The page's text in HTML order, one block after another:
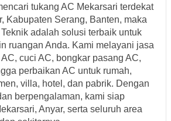
tukang AC Mekarsari terdekat
Kabupaten Serang, Banten, maka
adalah solusi terbaik untuk
ruangan Anda. Kami melayani jasa
cuci AC, bongkar pasang AC,
perbaikan AC untuk rumah,
villa, hotel, dan pabrik. Dengan
berpengalaman, kami siap
Anyar, serta seluruh area